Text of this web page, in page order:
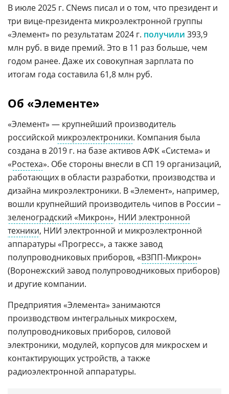
В июле 2025 г. CNews писал и о том, что президент и
три вице-президента микроэлектронной группы
«Элемент» по результатам 2024 г. получили 393,9
млн руб. в виде премий. Это в 11 раз больше, чем
годом ранее. Даже их совокупная зарплата по
итогам года составила 61,8 млн руб.
Об «Элементе»
«Элемент» — крупнейший производитель
российской микроэлектроники. Компания была
создана в 2019 г. на базе активов АФК «Система» и
«Ростеха». Обе стороны внесли в СП 19 организаций,
работающих в области разработки, производства и
дизайна микроэлектроники. В «Элемент», например,
вошли крупнейший производитель чипов в России –
зеленоградский «Микрон», НИИ электронной
техники, НИИ электронной и микроэлектронной
аппаратуры «Прогресс», а также завод
полупроводниковых приборов, «ВЗПП-Микрон»
(Воронежский завод полупроводниковых приборов)
и другие компании.
Предприятия «Элемента» занимаются
производством интегральных микросхем,
полупроводниковых приборов, силовой
электроники, модулей, корпусов для микросхем и
контактирующих устройств, а также
радиоэлектронной аппаратуры.